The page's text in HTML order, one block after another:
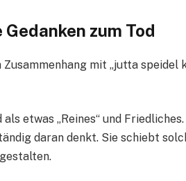
zum Tod
mit „jutta speidel
etwas „Reines“ und
daran denkt. Sie schiebt